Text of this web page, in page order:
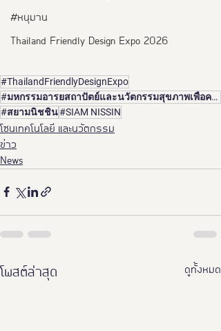
#หนุมาน
Thailand Friendly Design Expo 2026
#ThailandFriendlyDesignExpo
#มหกรรมอารยสถาปัตย์และนวัตกรรมสุขภาพเพื่อคนทั้งมวลครั้งที่6
#สยามนิชชิน#SIAM NISSIN
โซนเทคโนโลยี และนวัตกรรม
ข่าว
News
โพสต์ล่าสุด ดูทั้งหมด